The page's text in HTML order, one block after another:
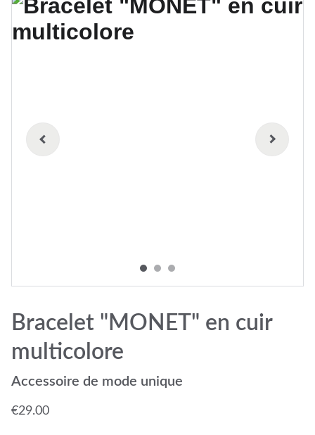
Bracelet "MONET" en cuir
multicolore
Accessoire de mode unique
€29.00